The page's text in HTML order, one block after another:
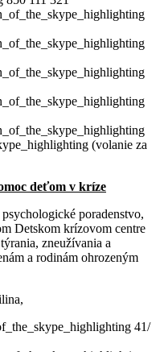
(volanie za
deťom v kríze
poradenstvo,
Detskom krízovom centre
zneužívania a
a rodinám ohrozeným
41/